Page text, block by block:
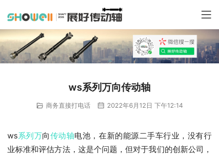
ws系列万向传动轴
商务直接打电话 2022年6月12日 下午12:14
ws系列万向传动轴电池，在新的能源二手车行业，没有行
业标准和评估方法，这是个问题，但对于我们的创新公司，